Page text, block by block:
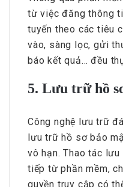
từ việc đăng thông
tuyến theo các tiêu
vào, sàng lọc, gửi
báo kết quả… đều
5. Lưu trữ hồ
Công nghệ lưu trữ
lưu trữ hồ sơ bảo
vô hạn. Thao tác
tiếp từ phần mềm,
quyền truy cập có